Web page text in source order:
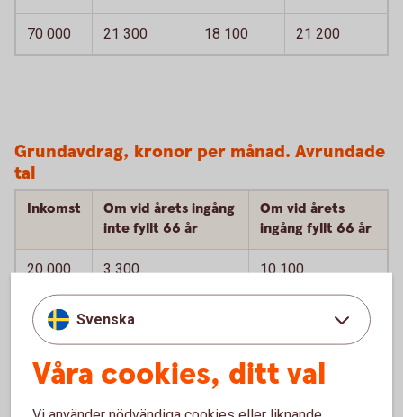
70 000 21 300 18 100 21 200
Grundavdrag, kronor per månad. Avrundade
tal
Inkomst
Om vid årets ingång
inte fyllt 66 år
Om vid årets
ingång fyllt 66 år
20 000 3 300 10 100
30 000
50 000 1 400 14 900
Svenska
Våra cookies, ditt val